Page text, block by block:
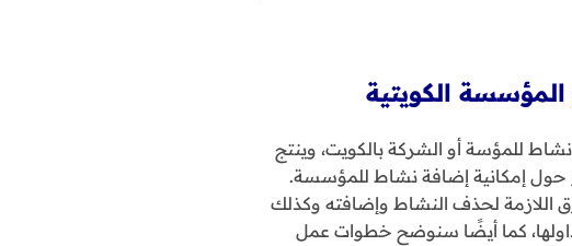
للمؤسة أو الشركة بالكويت، وينتج
إمكانية إضافة نشاط للمؤسسة.
لحذف النشاط وإضافته وكذلك
كما أيضًا سنوضح خطوات عمل